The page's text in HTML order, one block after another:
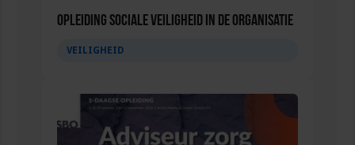
Opleiding Sociale Veiligheid in de Organisatie
VEILIGHEID